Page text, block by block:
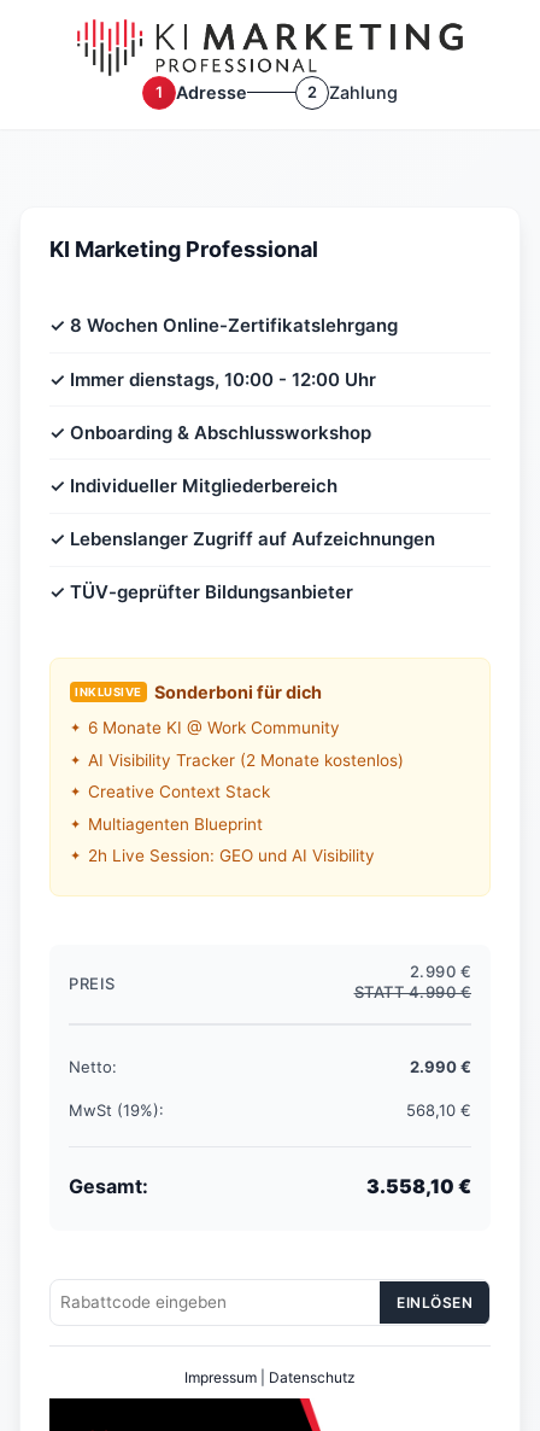
1 Adresse 2 Zahlung
KI Marketing Professional
✓ 8 Wochen Online-Zertifikatslehrgang
✓ Immer dienstags, 10:00 - 12:00 Uhr
✓ Onboarding & Abschlussworkshop
✓ Individueller Mitgliederbereich
✓ Lebenslanger Zugriff auf Aufzeichnungen
✓ TÜV-geprüfter Bildungsanbieter
INKLUSIVE Sonderboni für dich
6 Monate KI @ Work Community
AI Visibility Tracker (2 Monate kostenlos)
Creative Context Stack
Multiagenten Blueprint
2h Live Session: GEO und AI Visibility
PREIS
2.990 €
STATT 4.990 €
Netto: 2.990 €
MwSt (19%): 568,10 €
Gesamt: 3.558,10 €
EINLÖSEN
Impressum Datenschutz